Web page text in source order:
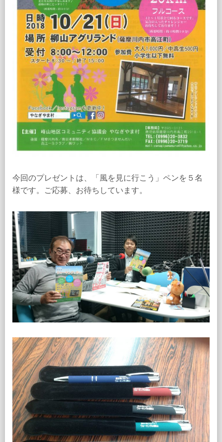
今回のプレゼントは、「風を見に行こう」ペンを５名
様です。ご応募、お待ちしています。